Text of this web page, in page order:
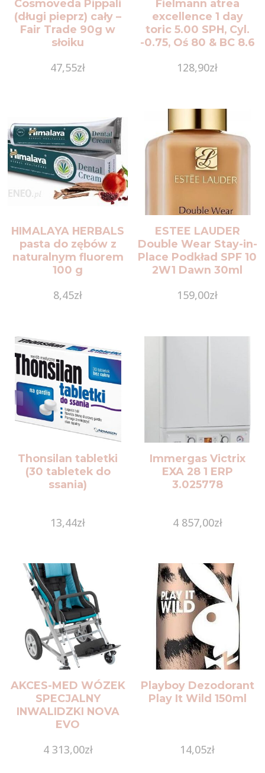
Cosmoveda Pippali
(długi pieprz) cały –
Fair Trade 90g w
słoiku
47,55zł
Fielmann atrea
excellence 1 day
toric 5.00 SPH, Cyl.
-0.75, Oś 80 & BC 8.6
128,90zł
HIMALAYA HERBALS
pasta do zębów z
naturalnym fluorem
100 g
8,45zł
ESTEE LAUDER
Double Wear Stay-in-
Place Podkład SPF 10
2W1 Dawn 30ml
159,00zł
Thonsilan tabletki
(30 tabletek do
ssania)
13,44zł
Immergas Victrix
EXA 28 1 ERP
3.025778
4 857,00zł
AKCES-MED WÓZEK
SPECJALNY
INWALIDZKI NOVA
EVO
4 313,00zł
Playboy Dezodorant
Play It Wild 150ml
14,05zł